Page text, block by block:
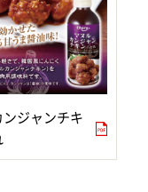
ンジャンチキ